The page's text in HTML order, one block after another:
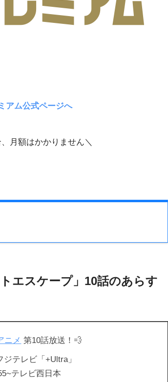
アム公式ページへ
月額はかかりません＼
エスケープ」10話のあらす
ニメ 第10話放送！💨
ジテレビ「+Ultra」
テレビ西日本